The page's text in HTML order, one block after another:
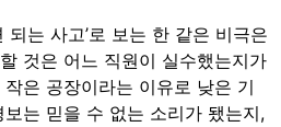
되는 사고’로 보는 한 같은 비극은
것은 어느 직원이 실수했는지가
은 공장이라는 이유로 낮은 기
는 믿을 수 없는 소리가 됐는지,